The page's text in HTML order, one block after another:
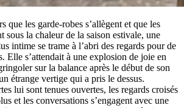
que les garde-robes s’allègent et que les
sous la chaleur de la saison estivale, une
intime se trame à l’abri des regards pour de
Elle s’attendait à une explosion de joie en
sur la balance après le début de son
étrange vertige qui a pris le dessus.
lui sont tenues ouvertes, les regards croisés
et les conversations s’engagent avec une